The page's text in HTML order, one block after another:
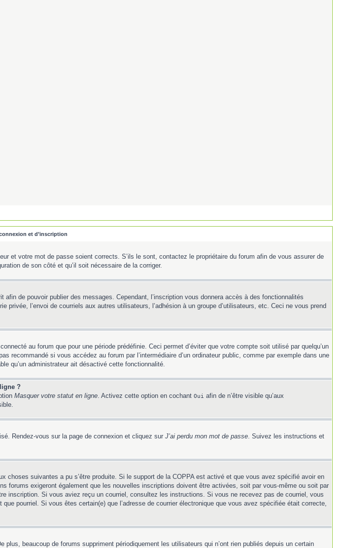
et d’inscription
et votre mot de passe soient corrects. S’ils le sont, contactez le propriétaire du forum afin de vous assurer de
de son côté et qu’il soit nécessaire de la corriger.
de pouvoir publier des messages. Cependant, l’inscription vous donnera accès à des fonctionnalités
l’envoi de courriels aux autres utilisateurs, l’adhésion à un groupe d’utilisateurs, etc. Ceci ne vous prend
au forum que pour une période prédéfinie. Ceci permet d’éviter que votre compte soit utilisé par quelqu’un
recommandé si vous accédez au forum par l’intermédiaire d’un ordinateur public, comme par exemple dans une
qu’un administrateur ait désactivé cette fonctionnalité.
?
Masquer votre statut en ligne. Activez cette option en cochant Oui afin de n’être visible qu’aux
Rendez-vous sur la page de connexion et cliquez sur J’ai perdu mon mot de passe. Suivez les instructions et
choses suivantes a pu s’être produite. Si le support de la COPPA est activé et que vous avez spécifié avoir en
forums exigeront également que les nouvelles inscriptions doivent être activées, soit par vous-même ou soit par
inscription. Si vous aviez reçu un courriel, consultez les instructions. Si vous ne recevez pas de courriel, vous
pourriel. Si vous êtes certain(e) que l’adresse de courrier électronique que vous avez spécifiée était correcte,
beaucoup de forums suppriment périodiquement les utilisateurs qui n’ont rien publiés depuis un certain